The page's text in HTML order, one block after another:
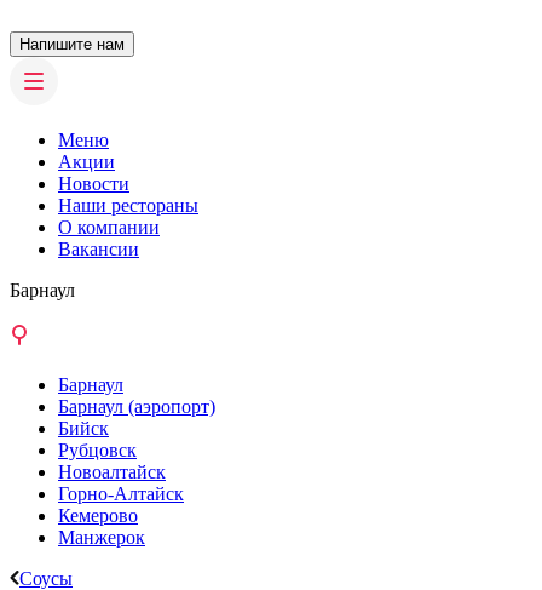
Напишите нам
Меню
Акции
Новости
Наши рестораны
О компании
Вакансии
Барнаул
Барнаул
Барнаул (аэропорт)
Бийск
Рубцовск
Новоалтайск
Горно-Алтайск
Кемерово
Манжерок
Соусы